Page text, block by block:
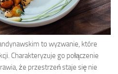
to wyzwanie, które
Charakteryzuje go połączenie
że przestrzeń staje się nie